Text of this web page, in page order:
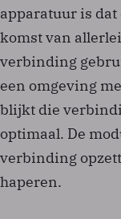
apparatuur is dat
komst van
verbinding
een omgeving
blijkt die
optimaal. De
verbinding
haperen.